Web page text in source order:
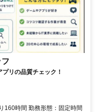
リの品質チェック！
160時間 勤務形態：固定時間